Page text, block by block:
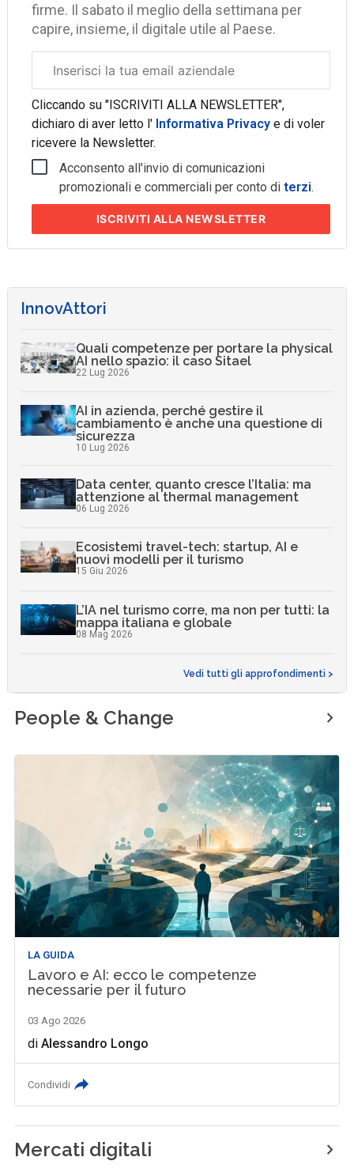
firme. Il sabato il meglio della settimana per
capire, insieme, il digitale utile al Paese.
aziendale
Cliccando su "ISCRIVITI ALLA NEWSLETTER",
dichiaro di aver letto l' Informativa Privacye di voler
ricevere la Newsletter.
Acconsento all'invio di comunicazioni
promozionali e commerciali per conto diterzi.
ISCRIVITI ALLA NEWSLETTER
InnovAttori
Quali competenze per portare la physical
AI nello spazio: il caso Sitael
22 Lug 2026
AI in azienda, perché gestire il
cambiamento è anche una questione di
sicurezza
10 Lug 2026
Data center, quanto cresce l’Italia: ma
attenzione al thermal management
06 Lug 2026
Ecosistemi travel-tech: startup, AI e
nuovi modelli per il turismo
15 Giu 2026
L’IA nel turismo corre, ma non per tutti: la
mappa italiana e globale
08 Mag 2026
Vedi tutti gli approfondimenti >
People & Change
LA GUIDA
Lavoro e AI: ecco le competenze
necessarie per il futuro
03 Ago 2026
diAlessandro Longo
Condividi
Mercati digitali